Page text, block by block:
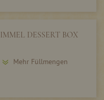
DESSERT BOX
Mehr Füllmengen